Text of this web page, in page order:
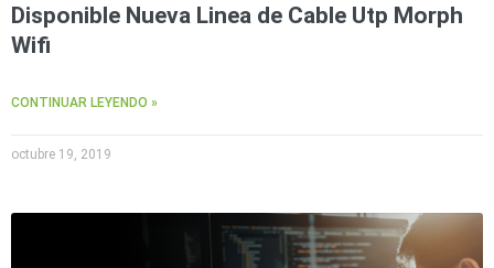
Disponible Nueva Linea de Cable Utp Morph
Wifi
CONTINUAR LEYENDO »
octubre 19, 2019